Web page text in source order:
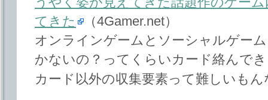
てきた
（4Gamer.net）
オンラインゲームとソーシャルゲー
かないの？ってくらいカード絡んで
カード以外の収集要素って難しいも